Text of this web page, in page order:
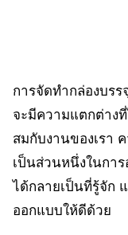
การจัดทำกล่องบร
จะมีความแตกต่าง
สมกับงานของเรา
เป็นส่วนหนึ่งในกา
ได้กลายเป็นที่รู้จัก
ออกแบบให้ดีด้วย